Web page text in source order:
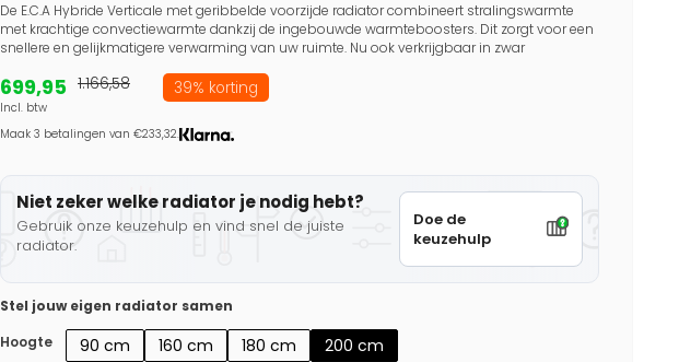
De E.C.A Hybride Verticale met geribbelde voorzijde radiator combineert stralingswarmte
met krachtige convectiewarmte dankzij de ingebouwde warmteboosters. Dit zorgt voor een
snellere en gelijkmatigere verwarming van uw ruimte. Nu ook verkrijgbaar in zwar
699,95
Incl. btw
1.166,58 39% korting
Maak 3 betalingen van €233,32.
Niet zeker welke radiator je nodig hebt?
Gebruik onze keuzehulp en vind snel de juiste
radiator.
Doe de
keuzehulp
Stel jouw eigen radiator samen
Hoogte
90 cm 160 cm 180 cm 200 cm